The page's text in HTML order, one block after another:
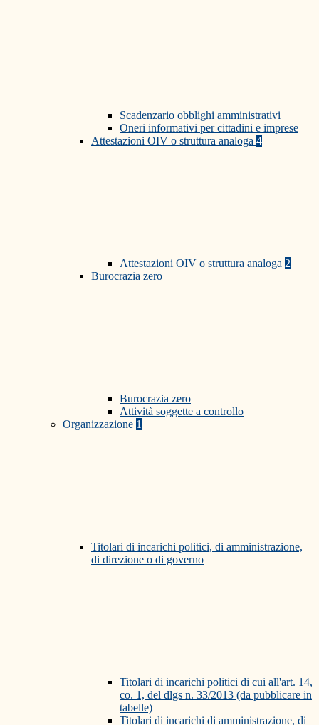
Scadenzario obblighi amministrativi
Oneri informativi per cittadini e imprese
Attestazioni OIV o struttura analoga 4
Attestazioni OIV o struttura analoga 2
Burocrazia zero
Burocrazia zero
Attività soggette a controllo
Organizzazione 1
Titolari di incarichi politici, di amministrazione,
di direzione o di governo
Titolari di incarichi politici di cui all'art. 14,
co. 1, del dlgs n. 33/2013 (da pubblicare in
tabelle)
Titolari di incarichi di amministrazione, di